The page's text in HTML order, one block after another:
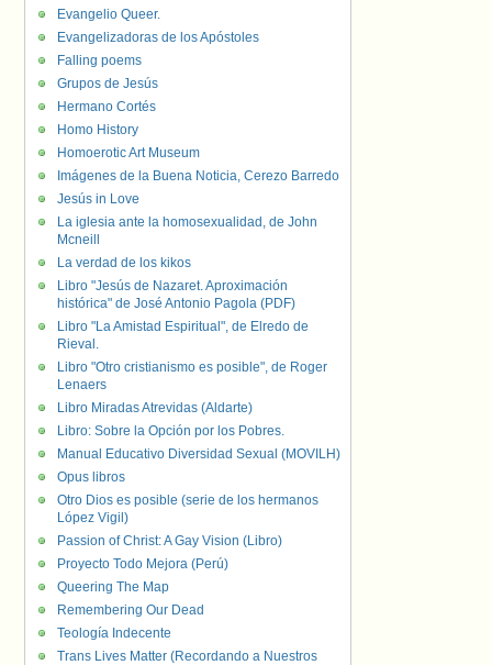
Evangelio Queer.
Evangelizadoras de los Apóstoles
Falling poems
Grupos de Jesús
Hermano Cortés
Homo History
Homoerotic Art Museum
Imágenes de la Buena Noticia, Cerezo Barredo
Jesús in Love
La iglesia ante la homosexualidad, de John
Mcneill
La verdad de los kikos
Libro "Jesús de Nazaret. Aproximación
histórica" de José Antonio Pagola (PDF)
Libro "La Amistad Espiritual", de Elredo de
Rieval.
Libro "Otro cristianismo es posible", de Roger
Lenaers
Libro Miradas Atrevidas (Aldarte)
Libro: Sobre la Opción por los Pobres.
Manual Educativo Diversidad Sexual (MOVILH)
Opus libros
Otro Dios es posible (serie de los hermanos
López Vigil)
Passion of Christ: A Gay Vision (Libro)
Proyecto Todo Mejora (Perú)
Queering The Map
Remembering Our Dead
Teología Indecente
Trans Lives Matter (Recordando a Nuestros